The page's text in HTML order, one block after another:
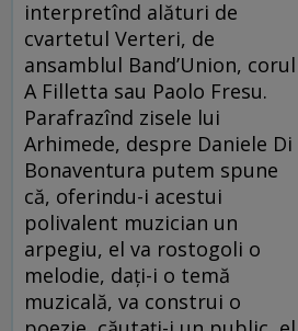
interpretînd alături de
cvartetul Verteri, de
ansamblul Band’Union, corul
A Filletta sau Paolo Fresu.
Parafrazînd zisele lui
Arhimede, despre Daniele Di
Bonaventura putem spune
că, oferindu-i acestui
polivalent muzician un
arpegiu, el va rostogoli o
melodie, dați-i o temă
muzicală, va construi o